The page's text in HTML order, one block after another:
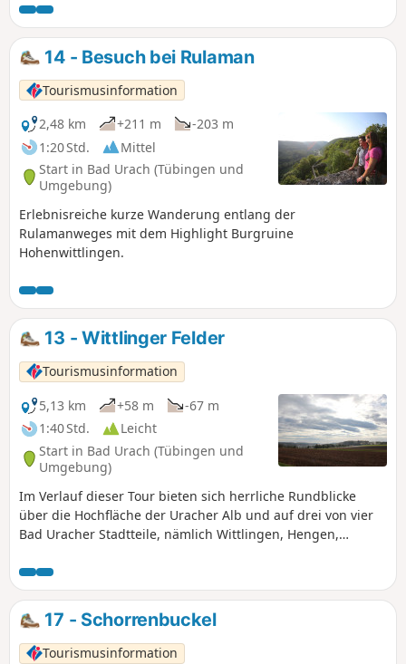
14 - Besuch bei Rulaman
Tourismusinformation
2,48 km
+211 m
-203 m
1:20 Std.
Mittel
Start in Bad Urach (Tübingen und
Umgebung)
Erlebnisreiche kurze Wanderung entlang der
Rulamanweges mit dem Highlight Burgruine
Hohenwittlingen.
13 - Wittlinger Felder
Tourismusinformation
5,13 km
+58 m
-67 m
1:40 Std.
Leicht
Start in Bad Urach (Tübingen und
Umgebung)
Im Verlauf dieser Tour bieten sich herrliche Rundblicke
über die Hochfläche der Uracher Alb und auf drei von vier
Bad Uracher Stadtteile, nämlich Wittlingen, Hengen,
17 - Schorrenbuckel
Tourismusinformation